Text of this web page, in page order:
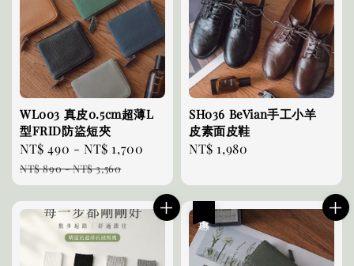
WL003 真皮0.5cm超薄L
型FRID防盜短夾
Sale
price
NT$ 490 -NT$ 1,700
Regular
NT$ 890-NT$ 3,560
SH036 BeVian手工小羊
皮素面皮鞋
Regular
NT$ 1,980